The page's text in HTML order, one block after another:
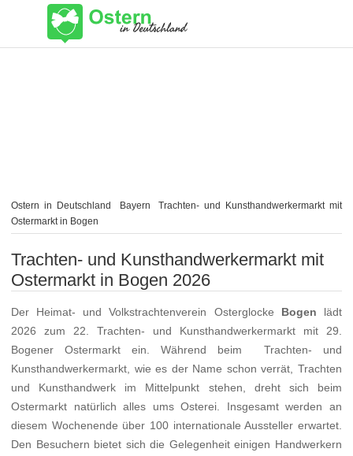
Ostern in Deutschland Bayern
Trachten- und Kunsthandwerkermarkt mit
Ostermarkt in Bogen
Trachten- und Kunsthandwerkermarkt mit
Ostermarkt in Bogen 2026
Der Heimat- und Volkstrachtenverein Osterglocke Bogen lädt
2026 zum 22. Trachten- und Kunsthandwerkermarkt mit 29.
Bogener Ostermarkt ein. Während beim Trachten- und
Kunsthandwerkermarkt, wie es der Name schon verrät, Trachten
und Kunsthandwerk im Mittelpunkt stehen, dreht sich beim
Ostermarkt natürlich alles ums Osterei. Insgesamt werden an
diesem Wochenende über 100 internationale Aussteller erwartet.
Den Besuchern bietet sich die Gelegenheit einigen Handwerkern